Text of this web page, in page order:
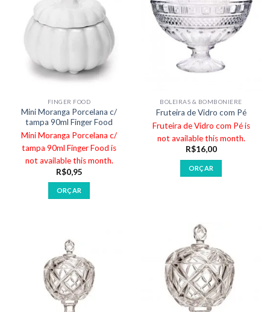
FINGER FOOD
Mini Moranga Porcelana c/
tampa 90ml Finger Food
Mini Moranga Porcelana c/
tampa 90ml Finger Food is
not available this month.
R$0,95
ORÇAR
BOLEIRAS & BOMBONIERE
Fruteira de Vidro com Pé
Fruteira de Vidro com Pé is
not available this month.
R$16,00
ORÇAR